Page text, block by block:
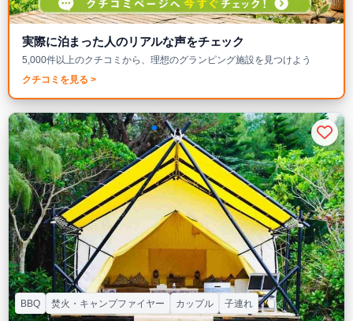
実際に泊まった人のリアルな声をチェック
5,000件以上のクチコミから、理想のグランピング施設を見つけよう
クチコミを見る >
BBQ 焚火・キャンプファイヤー カップル 子連れ